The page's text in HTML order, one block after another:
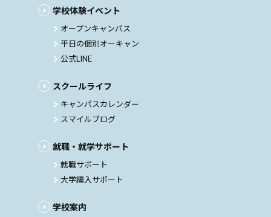
学校体験イベント
オープンキャンパス
平日の個別オーキャン
公式LINE
スクールライフ
キャンパスカレンダー
スマイルブログ
就職・就学サポート
就職サポート
大学編入サポート
学校案内